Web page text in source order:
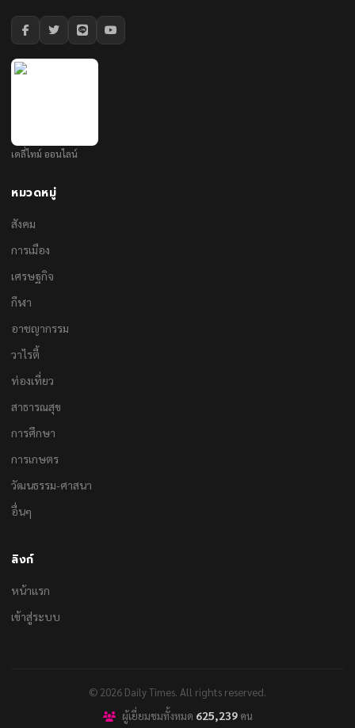
เดลี่ไทม์ ออนไลน์
หมวดหมู่
สังคม
การเมือง
เศรษฐกิจ
กีฬา
อาชญากรรม
วาไรตี้
ท่องเที่ยว
สาธารณสุข
การศึกษา
การเกษตร
วัฒนธรรม-ศาสนา
อื่นๆ
ลิงก์
หน้าแรก
เข้าสู่ระบบ
© 2026 Daily Times. All rights reserved.
ผู้เยี่ยมชมทั้งหมด 625,239คน